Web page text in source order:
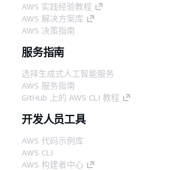
AWS 实践经验教程
AWS 解决方案库
AWS 决策指南
服务指南
选择生成式人工智能服务
AWS 服务指南
GitHub 上的 AWS CLI 教程
开发人员工具
AWS 代码示例库
AWS CLI
AWS 构建者中心